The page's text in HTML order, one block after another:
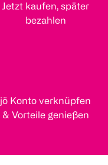
Jetzt kaufen, später
bezahlen
jö Konto verknüpfen
& Vorteile genießen